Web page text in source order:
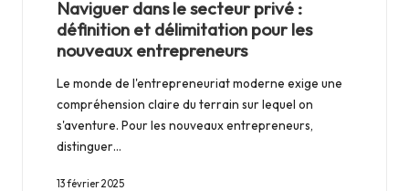
Naviguer dans le secteur privé :
définition et délimitation pour les
nouveaux entrepreneurs
Le monde de l'entrepreneuriat moderne exige une
compréhension claire du terrain sur lequel on
s'aventure. Pour les nouveaux entrepreneurs,
distinguer…
13 février 2025